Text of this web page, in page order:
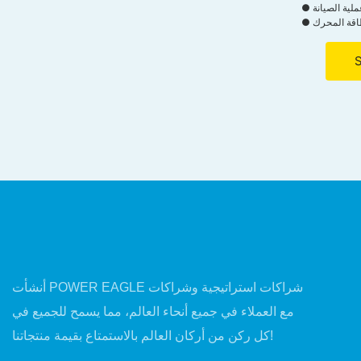
أداء المحرك
أنشأت POWER EAGLE شراكات استراتيجية وشراكات
مع العملاء في جميع أنحاء العالم، مما يسمح للجميع في
كل ركن من أركان العالم بالاستمتاع بقيمة منتجاتنا!